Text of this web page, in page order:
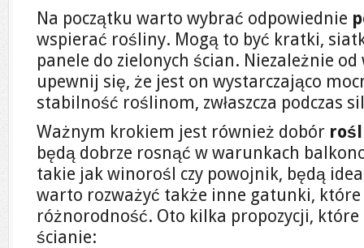
Na początku warto wybrać odpowiednie
wspierać rośliny. Mogą to być kratki,
panele do zielonych ścian. Niezależnie
upewnij się, że jest on wystarczająco
stabilność roślinom, zwłaszcza podczas
Ważnym krokiem jest również dobór
będą dobrze rosnąć w warunkach
takie jak winorośl czy powojnik, będą
warto rozważyć także inne gatunki,
różnorodność. Oto kilka propozycji,
ścianie: